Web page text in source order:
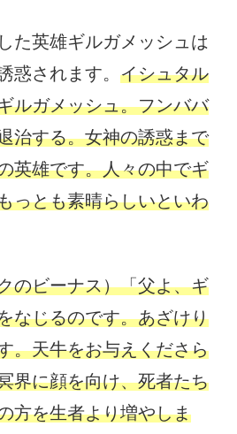
た英雄ギルガメッシュは
惑されます。 イシュタル
ルガメッシュ。フンババ
治する。女神の誘惑まで
英雄です。人々の中でギ
っとも素晴らしいといわ
のビーナス）「父よ、ギ
なじるのです。あざけり
。天牛をお与えくださら
界に顔を向け、死者たち
方を生者より増やしま